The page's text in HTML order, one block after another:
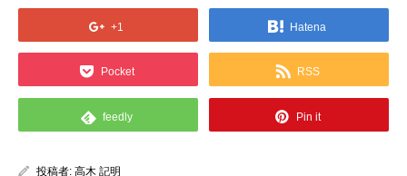
+1 Hatena
Pocket RSS
feedly Pin it
投稿者: 高木 記明